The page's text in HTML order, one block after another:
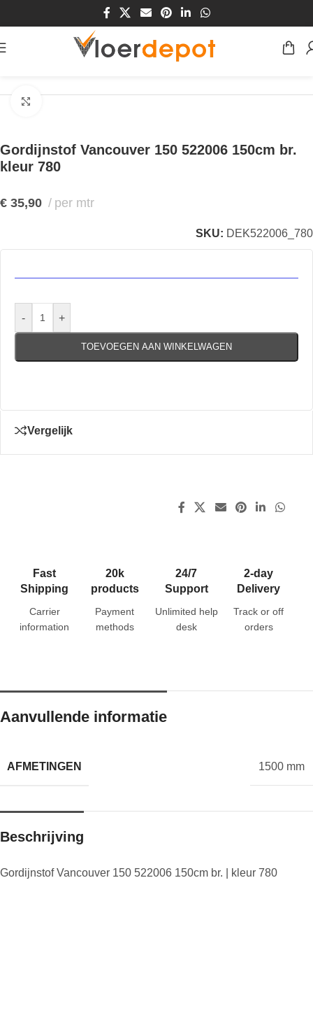
Gordijnstof Vancouver 150 522006 150cm br.
kleur 780
€ 35,90 per mtr
SKU: DEK522006_780
- +
TOEVOEGEN AAN WINKELWAGEN
Vergelijk
Fast
Shipping
Carrier
information
20k
products
Payment
methods
24/7
Support
Unlimited help
desk
2-day
Delivery
Track or off
orders
Aanvullende informatie
AFMETINGEN 1500 mm
Beschrijving
Gordijnstof Vancouver 150 522006 150cm br. | kleur 780